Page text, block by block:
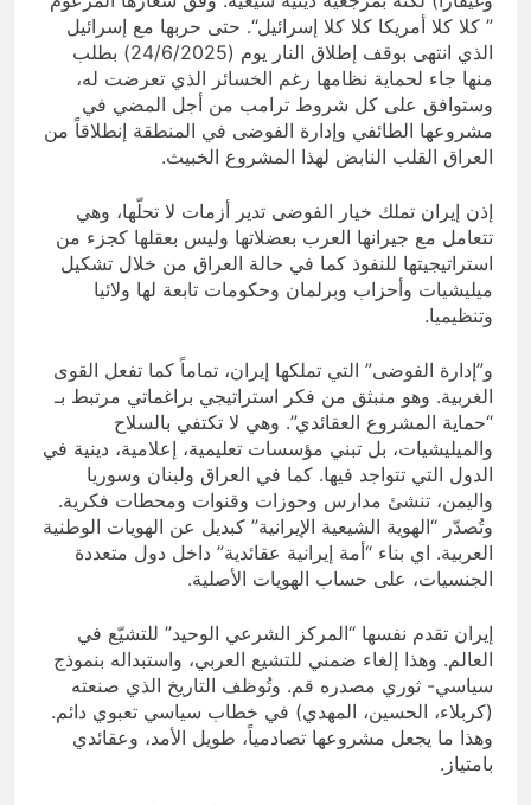
” كلا كلا أمريكا كلا كلا إسرائيل“. حتى حربها مع إسرائيل
الذي انتهى بوقف إطلاق النار يوم (24/6/2025) بطلب
منها جاء لحماية نظامها رغم الخسائر الذي تعرضت له،
وستوافق على كل شروط ترامب من أجل المضي في
مشروعها الطائفي وإدارة الفوضى في المنطقة إنطلاقاً من
العراق القلب النابض لهذا المشروع الخبيث.
إذن إيران تملك خيار الفوضى تدير أزمات لا تحلّها، وهي
تتعامل مع جيرانها العرب بعضلاتها وليس بعقلها كجزء من
استراتيجيتها للنفوذ كما في حالة العراق من خلال تشكيل
ميليشيات وأحزاب وبرلمان وحكومات تابعة لها ولائيا
وتنظيميا.
و”إدارة الفوضى” التي تملكها إيران، تماماً كما تفعل القوى
الغربية. وهو منبثق من فكر استراتيجي براغماتي مرتبط بـ
“حماية المشروع العقائدي”. وهي لا تكتفي بالسلاح
والميليشيات، بل تبني مؤسسات تعليمية، إعلامية، دينية في
الدول التي تتواجد فيها. كما في العراق ولبنان وسوريا
واليمن، تنشئ مدارس وحوزات وقنوات ومحطات فكرية.
وتُصدّر “الهوية الشيعية الإيرانية” كبديل عن الهويات الوطنية
العربية. اي بناء “أمة إيرانية عقائدية” داخل دول متعددة
الجنسيات، على حساب الهويات الأصلية.
إيران تقدم نفسها “المركز الشرعي الوحيد” للتشيّع في
العالم. وهذا إلغاء ضمني للتشيع العربي، واستبداله بنموذج
سياسي- ثوري مصدره قم. وتُوظف التاريخ الذي صنعته
(كربلاء، الحسين، المهدي) في خطاب سياسي تعبوي دائم.
وهذا ما يجعل مشروعها تصادمياً، طويل الأمد، وعقائدي
بامتياز.